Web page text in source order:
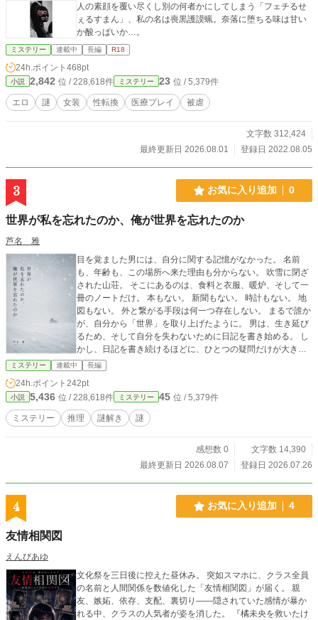
人の素顔を覆い尽くし別の何者かにしてしまう「フェチるせ
ぇるすまん」、私の名は喪黒護謨蝋。奈落に堕ちる味は甘い
か酸っぱいか…。
ミステリー 連載中 長編 R18
24h.ポイント 468pt
小説 2,842 位 / 228,618件 ミステリー 23 位 / 5,379件
エロ 謎 女装 性転換 医療プレイ 被虐
文字数 312,424
最終更新日 2026.08.01
登録日 2022.08.05
3 お気に入り追加 0
世界が私を忘れたのか、俺が世界を忘れたのか
芦名 雅
目を覚ました男には、自分に関する記憶がなかった。 名前
も、年齢も、この場所へ来た理由も分からない。 吹雪に閉ざ
された山荘。 そこにあるのは、食料と衣服、暖炉、そして一
冊のノートだけ。 本もない。 新聞もない。 時計もない。 地
図もない。 外と繋がる手段は何一つ存在しない。 まるで誰か
が、自分から「世界」を取り上げたように。 男は、生き延び
るため、そして自分を失わないために日記を書き始める。 し
かし、日記を書き続けるほどに、ひとつの疑問だけが大きく
なっていく。 私は世界を忘れたのか。 それとも、世界が私を
忘れたのか 貴方はこの日記の真実にたどり着くことができる
のでしょうか？
ミステリー 連載中 長編
24h.ポイント 242pt
小説 5,436 位 / 228,618件 ミステリー 45 位 / 5,379件
ミステリー 推理 謎解き 謎
感想数 0
文字数 14,390
最終更新日 2026.08.07
登録日 2026.07.26
4 お気に入り追加 4
友情相関図
えんびあゆ
文化祭を三日後に控えた昼休み。 突如スマホに、クラス全員
の名前と人間関係を数値化した「友情相関図」が届く。 親
友、嫉妬、依存、支配、裏切り――隠されていた感情が暴か
れる中、クラスの人気者が姿を消した。 『橘未央を救いたけ